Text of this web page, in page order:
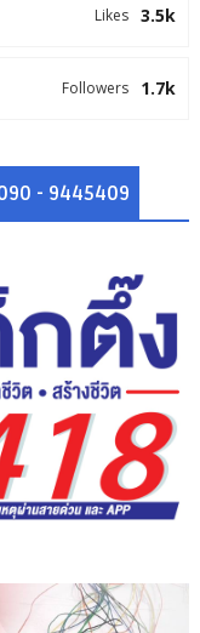
3.5k
Likes
1.7k
Followers
- 9445409